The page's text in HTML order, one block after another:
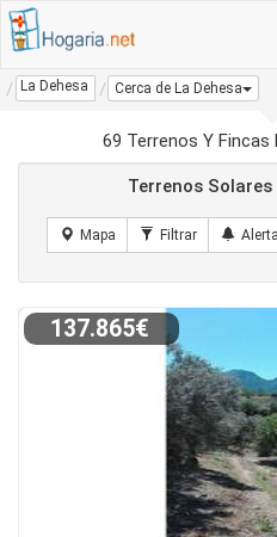
La Dehesa Cerca de La Dehesa
69 Terrenos Y Fincas
Terrenos
137.865€